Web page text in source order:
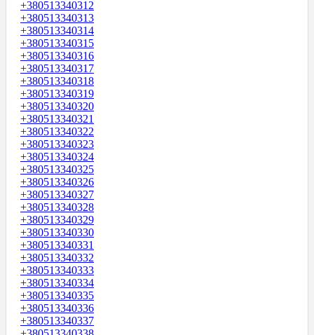
+380513340312
+380513340313
+380513340314
+380513340315
+380513340316
+380513340317
+380513340318
+380513340319
+380513340320
+380513340321
+380513340322
+380513340323
+380513340324
+380513340325
+380513340326
+380513340327
+380513340328
+380513340329
+380513340330
+380513340331
+380513340332
+380513340333
+380513340334
+380513340335
+380513340336
+380513340337